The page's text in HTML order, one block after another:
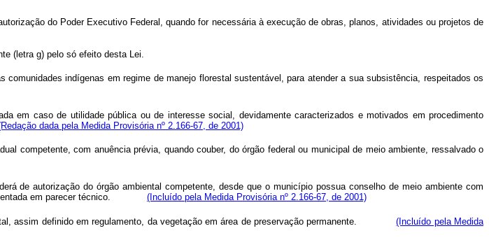
do Poder Executivo Federal, quando for necessária à execução de obras, planos, atividades ou projetos de
(letra g) pelo só efeito desta Lei.
indígenas em regime de manejo florestal sustentável, para atender a sua subsistência, respeitados os
em caso de utilidade pública ou de interesse social, devidamente caracterizados e motivados em procedimento
dada pela Medida Provisória nº 2.166-67, de 2001)
competente, com anuência prévia, quando couber, do órgão federal ou municipal de meio ambiente, ressalvado o
de autorização do órgão ambiental competente, desde que o município possua conselho de meio ambiente com
em parecer técnico. (Incluído pela Medida Provisória nº 2.166-67, de 2001)
assim definido em regulamento, da vegetação em área de preservação permanente.(Incluído pela Medida